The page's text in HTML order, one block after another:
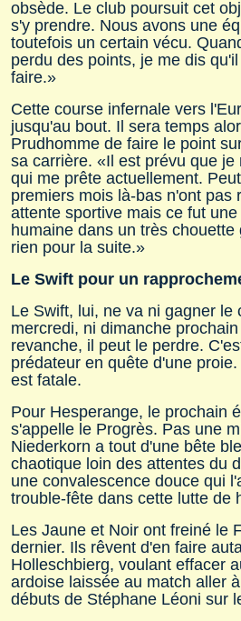
obsède. Le club poursuit cet
s'y prendre. Nous avons une
toutefois un certain vécu.
perdu des points, je me dis
faire.»
Cette course infernale vers
jusqu'au bout. Il sera temps
Prudhomme de faire le point
sa carrière. «Il est prévu que je
qui me prête actuellement.
premiers mois là-bas n'ont pas
attente sportive mais ce fut
humaine dans un très
rien pour la suite.»
Le Swift pour un
Le Swift, lui, ne va ni gagner le
mercredi, ni dimanche
revanche, il peut le perdre.
prédateur en quête d'une
est fatale.
Pour Hesperange, le prochain
s'appelle le Progrès. Pas une
Niederkorn a tout d'une bête
chaotique loin des attentes du
une convalescence douce qui
trouble-fête dans cette lutte de
Les Jaune et Noir ont freiné le
dernier. Ils rêvent d'en faire
Holleschbierg, voulant effacer
ardoise laissée au match aller
débuts de Stéphane Léoni sur